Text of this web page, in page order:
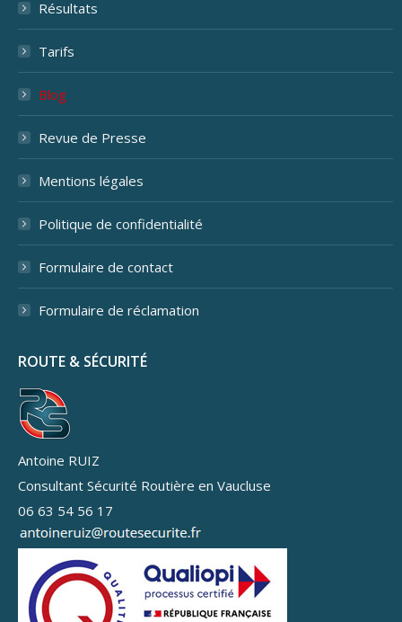
Résultats
Tarifs
Blog
Revue de Presse
Mentions légales
Politique de confidentialité
Formulaire de contact
Formulaire de réclamation
ROUTE & SÉCURITÉ
Antoine RUIZ
Consultant Sécurité Routière en Vaucluse
06 63 54 56 17